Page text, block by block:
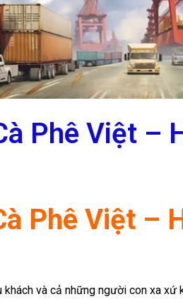
Phê Việt –
Phê Việt –
khách và cả những người con xa